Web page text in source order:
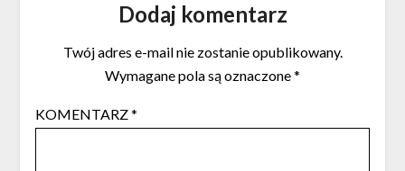
Dodaj komentarz
Twój adres e-mail nie zostanie opublikowany.
Wymagane pola są oznaczone*
KOMENTARZ*